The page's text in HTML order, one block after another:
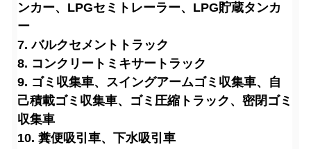
ンカー、LPGセミトレーラー、LPG貯蔵タンカ
ー
7. バルクセメントトラック
8. コンクリートミキサートラック
9. ゴミ収集車、スイングアームゴミ収集車、自
己積載ゴミ収集車、ゴミ圧縮トラック、密閉ゴミ
収集車
10. 糞便吸引車、下水吸引車